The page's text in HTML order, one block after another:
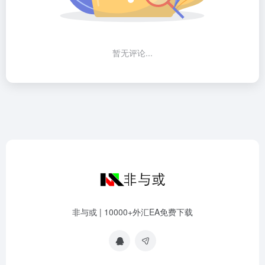
暂无评论...
非与或 | 10000+外汇EA免费下载